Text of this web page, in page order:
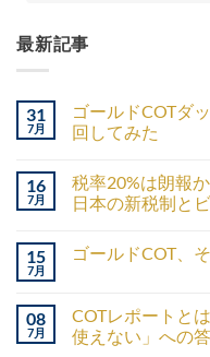
最新記事
31
7月
ゴールドCOTダ
回してみた
16
7月
税率20%は朗報
日本の新税制と
15
7月
ゴールドCOT、
08
7月
COTレポートと
使えない」への答